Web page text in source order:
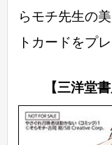
らモチ先生の
トカードをプ
【三洋堂